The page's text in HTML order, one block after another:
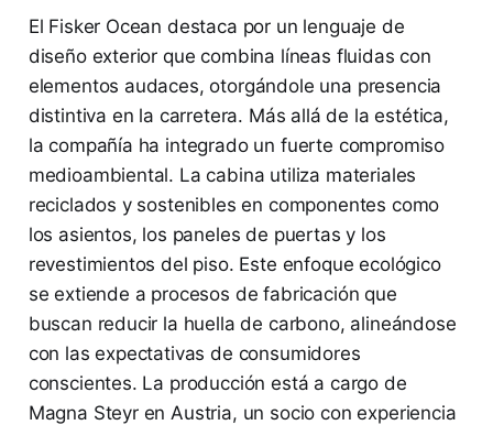
El Fisker Ocean destaca por un lenguaje de
diseño exterior que combina líneas fluidas con
elementos audaces, otorgándole una presencia
distintiva en la carretera. Más allá de la estética,
la compañía ha integrado un fuerte compromiso
medioambiental. La cabina utiliza materiales
reciclados y sostenibles en componentes como
los asientos, los paneles de puertas y los
revestimientos del piso. Este enfoque ecológico
se extiende a procesos de fabricación que
buscan reducir la huella de carbono, alineándose
con las expectativas de consumidores
conscientes. La producción está a cargo de
Magna Steyr en Austria, un socio con experiencia